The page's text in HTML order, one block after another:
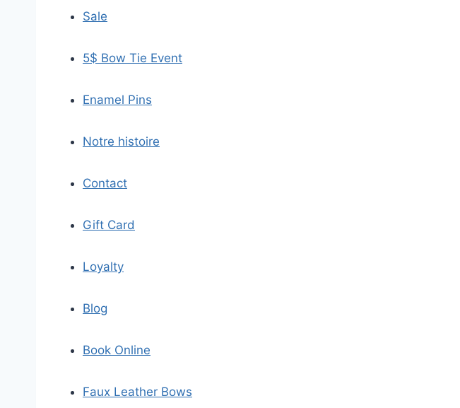
Sale
5$ Bow Tie Event
Enamel Pins
Notre histoire
Contact
Gift Card
Loyalty
Blog
Book Online
Faux Leather Bows